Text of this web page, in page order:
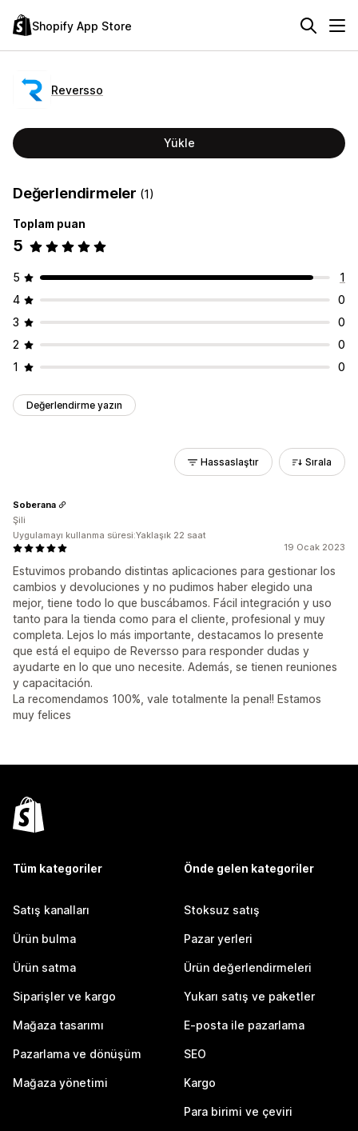
Shopify App Store
Reversso
Yükle
Değerlendirmeler (1)
Toplam puan
5
5
1
4
0
3
0
2
0
1
0
Değerlendirme yazın
Hassaslaştır Sırala
19 Ocak 2023
Estuvimos probando distintas aplicaciones para gestionar los
cambios y devoluciones y no pudimos haber elegido una
mejor, tiene todo lo que buscábamos. Fácil integración y uso
tanto para la tienda como para el cliente, profesional y muy
completa. Lejos lo más importante, destacamos lo presente
que está el equipo de Reversso para responder dudas y
ayudarte en lo que uno necesite. Además, se tienen reuniones
y capacitación.
La recomendamos 100%, vale totalmente la pena!! Estamos
muy felices
Soberana
Şili
Uygulamayı kullanma süresi:Yaklaşık 22 saat
Tüm kategoriler
Satış kanalları
Ürün bulma
Ürün satma
Siparişler ve kargo
Mağaza tasarımı
Pazarlama ve dönüşüm
Mağaza yönetimi
Önde gelen kategoriler
Stoksuz satış
Pazar yerleri
Ürün değerlendirmeleri
Yukarı satış ve paketler
E-posta ile pazarlama
SEO
Kargo
Para birimi ve çeviri